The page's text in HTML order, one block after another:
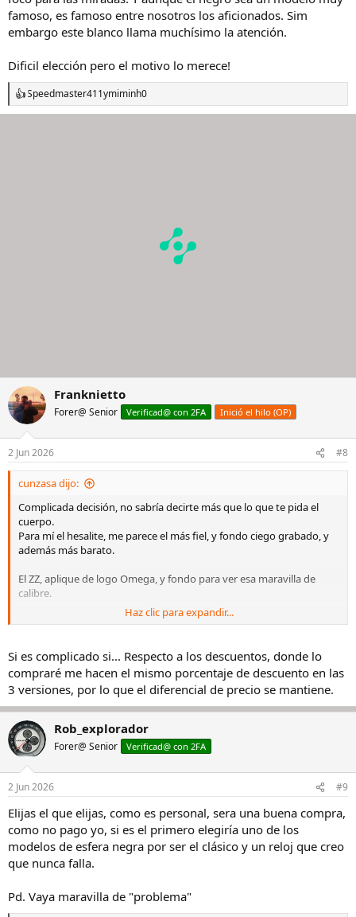
famoso, es famoso entre nosotros los aficionados. Sim
embargo este blanco llama muchísimo la atención.
Dificil elección pero el motivo lo merece!
R
e
Speedmaster411ymiminh0
Franknietto
Forer@ Senior Verificad@ con 2FA Inició el hilo (OP)
2 Jun 2026 #8
cunzasa dijo:
Complicada decisión, no sabría decirte más que lo que te pida el
cuerpo.
Para mí el hesalite, me parece el más fiel, y fondo ciego grabado, y
además más barato.
El ZZ, aplique de logo Omega, y fondo para ver esa maravilla de
calibre.
El blanco, me gusta mucho, menos visto, contraste con el bisel.
Si no tuviera ninguno me centraba en los dos primeros.
Si tuviera algún buen Chrono negro contemplaría el blanco.
Un buen amigo cuándo cambiaron el modelo fue a comprar el
hesalite por razones expuestas, le mola la fidelidad, el fondo ciego, y
menor precio, fue a comprarlo, le dijeron te dejo el ZZ al precio del
hesalite, se llevó el ZZ porqué le gusta ver ese movimiento (y a
quien no) . Entre los dos negros según te apetezca o llame, o saques
algo jugoso.
Haz clic para expandir...
Si es complicado si... Respecto a los descuentos, donde lo
compraré me hacen el mismo porcentaje de descuento en las
3 versiones, por lo que el diferencial de precio se mantiene.
Rob_explorador
Forer@ Senior Verificad@ con 2FA
2 Jun 2026 #9
Elijas el que elijas, como es personal, sera una buena compra,
como no pago yo, si es el primero elegiría uno de los
modelos de esfera negra por ser el clásico y un reloj que creo
que nunca falla.
Pd. Vaya maravilla de "problema"